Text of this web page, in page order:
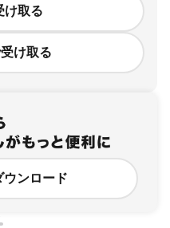
け取る
け取る
ウンロード